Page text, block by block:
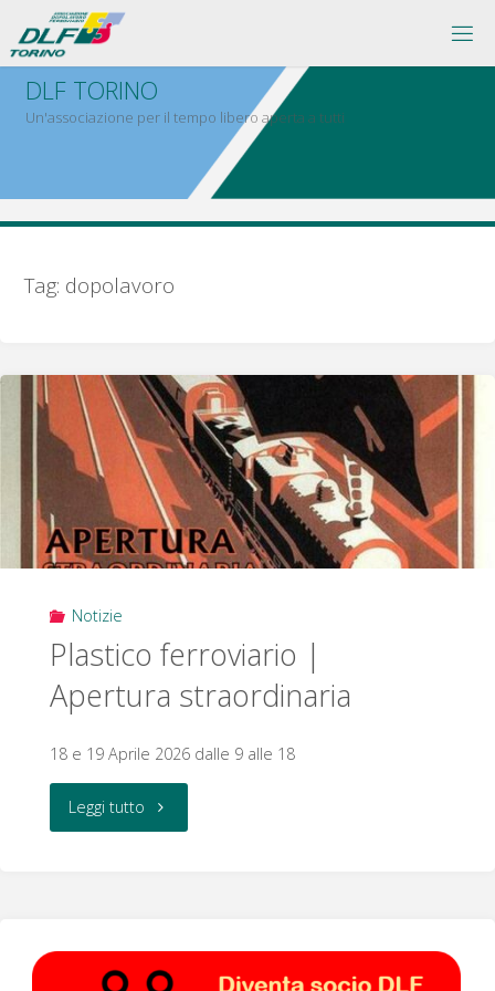
contenuto
DLF TORINO
Un'associazione per il tempo libero aperta a tutti
Tag: dopolavoro
Notizie
Plastico ferroviario |
Apertura straordinaria
18 e 19 Aprile 2026 dalle 9 alle 18
Leggi tutto "Plastico
Apertura